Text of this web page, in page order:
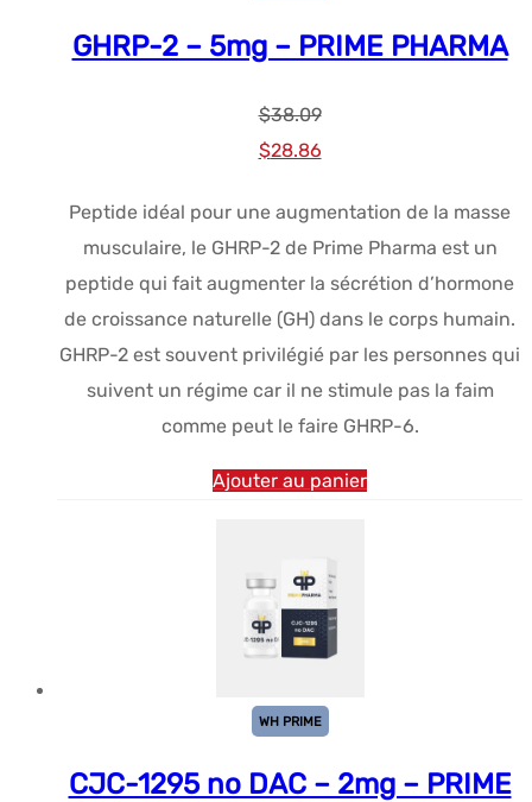
GHRP-2 – 5mg – PRIME PHARMA
$38.09
Le
initial
était :
$38.09.
$28.86Le
actuel
est :
$28.86.
Peptide idéal pour une augmentation de la masse
musculaire, le GHRP-2 de Prime Pharma est un
peptide qui fait augmenter la sécrétion d’hormone
de croissance naturelle (GH) dans le corps humain.
GHRP-2 est souvent privilégié par les personnes qui
suivent un régime car il ne stimule pas la faim
comme peut le faire GHRP-6.
Ajouter au panier
WH PRIME
CJC-1295 no DAC – 2mg – PRIME